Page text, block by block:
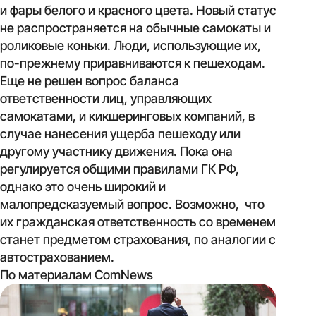
и фары белого и красного цвета. Новый статус
не распространяется на обычные самокаты и
роликовые коньки. Люди, использующие их,
по-прежнему приравниваются к пешеходам.
Еще не решен вопрос баланса
ответственности лиц, управляющих
самокатами, и кикшеринговых компаний, в
случае нанесения ущерба пешеходу или
другому участнику движения. Пока она
регулируется общими правилами ГК РФ,
однако это очень широкий и
малопредсказуемый вопрос. Возможно, что
их гражданская ответственность со временем
станет предметом страхования, по аналогии с
автострахованием.
По материалам ComNews